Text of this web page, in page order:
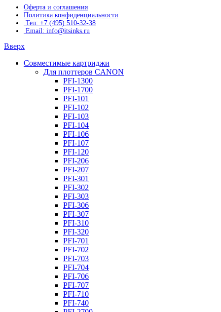
Оферта и соглашения
Политика конфиденциальности
Тел: +7 (495) 510-32-38
Email: info@itsinks.ru
Вверх
Совместимые картриджи
Для плоттеров CANON
PFI-1300
PFI-1700
PFI-101
PFI-102
PFI-103
PFI-104
PFI-106
PFI-107
PFI-120
PFI-206
PFI-207
PFI-301
PFI-302
PFI-303
PFI-306
PFI-307
PFI-310
PFI-320
PFI-701
PFI-702
PFI-703
PFI-704
PFI-706
PFI-707
PFI-710
PFI-740